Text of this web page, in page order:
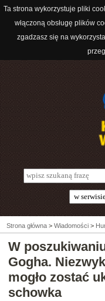
Ta strona wykorzystuje pliki
włączoną obsługę plików
zgadzasz się na
Strona główna > Wiadomości >
W
Gogha.
mogło zostać
schowka